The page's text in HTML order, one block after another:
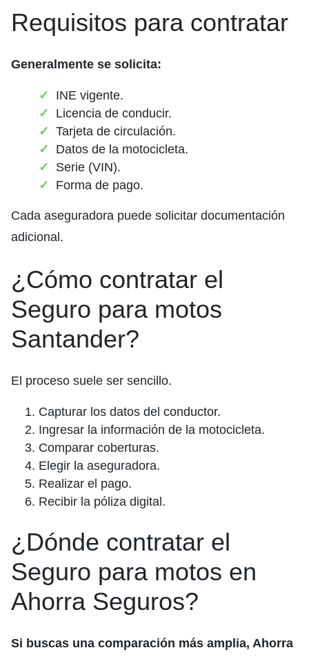
Requisitos para contratar
Generalmente se solicita:
INE vigente.
Licencia de conducir.
Tarjeta de circulación.
Datos de la motocicleta.
Serie (VIN).
Forma de pago.
Cada aseguradora puede solicitar documentación
adicional.
¿Cómo contratar el
Seguro para motos
Santander?
El proceso suele ser sencillo.
Capturar los datos del conductor.
Ingresar la información de la motocicleta.
Comparar coberturas.
Elegir la aseguradora.
Realizar el pago.
Recibir la póliza digital.
¿Dónde contratar el
Seguro para motos en
Ahorra Seguros?
Si buscas una comparación más amplia, Ahorra